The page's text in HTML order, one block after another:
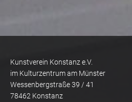
Kunstverein Konstanz e.V.
im Kulturzentrum am Münster
Wessenbergstraße 39 / 41
78462 Konstanz